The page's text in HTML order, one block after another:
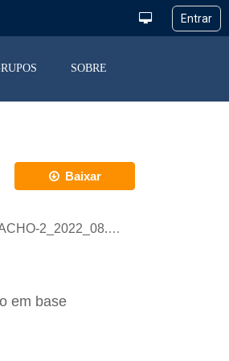
SOBRE
Baixar
2_2022_08.csv
em base